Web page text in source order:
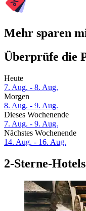
Mehr sparen
Überprüfe die
Heute
7. Aug. - 8. Aug.
Morgen
8. Aug. - 9. Aug.
Dieses Wochenende
7. Aug. - 9. Aug.
Nächstes Wochenende
14. Aug. - 16. Aug.
2-Sterne-